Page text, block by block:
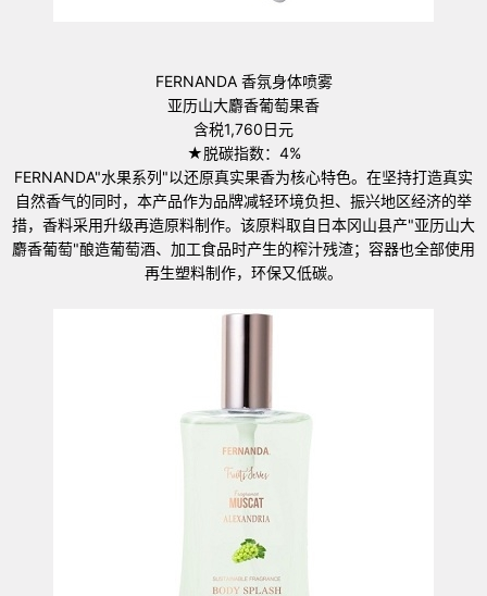
FERNANDA 香氛身体喷雾
亚历山大麝香葡萄果香
含税1,760日元
★脱碳指数：4%
FERNANDA"水果系列"以还原真实果香为核心特色。在坚持打造真实
自然香气的同时，本产品作为品牌减轻环境负担、振兴地区经济的举
措，香料采用升级再造原料制作。该原料取自日本冈山县产"亚历山大
麝香葡萄"酿造葡萄酒、加工食品时产生的榨汁残渣；容器也全部使用
再生塑料制作，环保又低碳。